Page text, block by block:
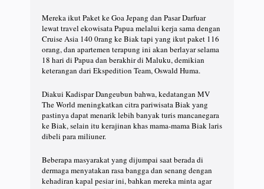
Mereka ikut Paket ke Goa Jepang dan Pasar Darfuar
lewat travel ekowisata Papua melalui kerja sama dengan
Cruise Asia 140 0rang ke Biak tapi yang ikut paket 116
orang, dan apartemen terapung ini akan berlayar selama
18 hari di Papua dan berakhir di Maluku, demikian
keterangan dari Ekspedition Team, Oswald Huma.
Diakui Kadispar Dangeubun bahwa, kedatangan MV
The World meningkatkan citra pariwisata Biak yang
pastinya dapat menarik lebih banyak turis mancanegara
ke Biak, selain itu kerajinan khas mama-mama Biak laris
dibeli para miliuner.
Beberapa masyarakat yang dijumpai saat berada di
dermaga menyatakan rasa bangga dan senang dengan
kehadiran kapal pesiar ini, bahkan mereka minta agar